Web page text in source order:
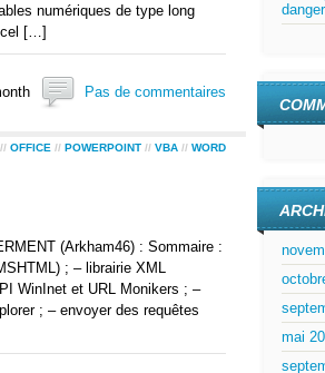
numériques de type long
[…]
Pas de commentaires
// OFFICE // POWERPOINT // VBA // WORD
(Arkham46) : Sommaire :
; – librairie XML
WinInet et URL Monikers ; –
; – envoyer des requêtes
mai